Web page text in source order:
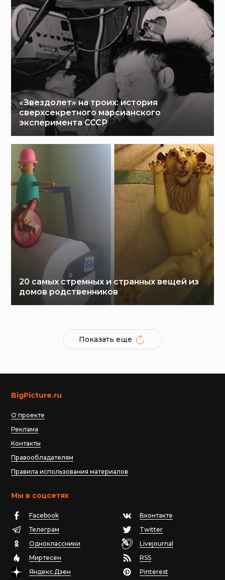
«Звездолет» на троих: история
сверхсекретного марсианского
эксперимента СССР
20 самых стремных и странных вещей из
домов родственников
Показать еще
BigPicture.ru
О проекте
Реклама
Контакты
Правообладателям
Правила использования материалов
Мы в соцсетях
Facebook
Вконтакте
Телеграм
Twitter
Одноклассники
Livejournal
Миртесен
RSS
Яндекс.Дзен
Pinterest